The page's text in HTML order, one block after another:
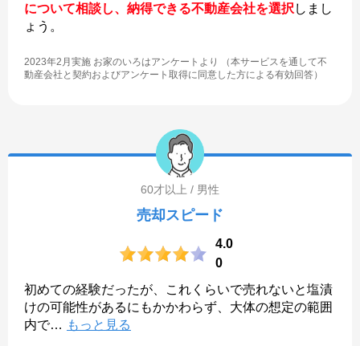
について相談し、納得できる不動産会社を選択 しまし
ょう。
2023年2月実施 お家のいろはアンケートより （本サービスを通して不
動産会社と契約およびアンケート取得に同意した方による有効回答）
60才以上 / 男性
売却スピード
4.0
0
初めての経験だったが、これくらいで売れないと塩漬
けの可能性があるにもかかわらず、大体の想定の範囲
内で… もっと見る